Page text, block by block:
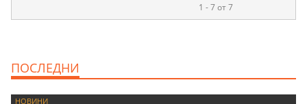
1 - 7 от 7
ПОСЛЕДНИ
НОВИНИ